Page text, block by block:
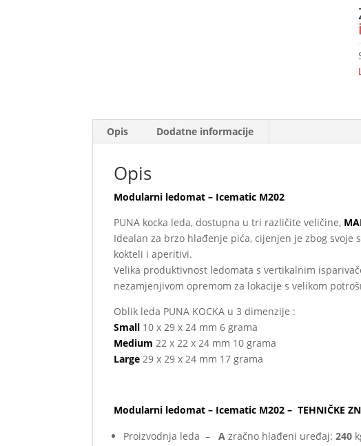
Opis Dodatne informacije
Opis
Modularni ledomat – Icematic M202
PUNA kocka leda, dostupna u tri različite veličine,
Idealan za brzo hlađenje pića, cijenjen je zbog svoje
kokteli i aperitivi.
Velika produktivnost ledomata s vertikalnim
nezamjenjivom opremom za lokacije s velikom
Oblik leda PUNA KOCKA u 3 dimenzije :
Small 10 x 29 x 24 mm 6 grama
Medium 22 x 22 x 24 mm 10 grama
Large 29 x 29 x 24 mm 17 grama
Modularni ledomat – Icematic M202 – TEHNIČKE
Proizvodnja leda –A zračno hlađeni uređaj:240